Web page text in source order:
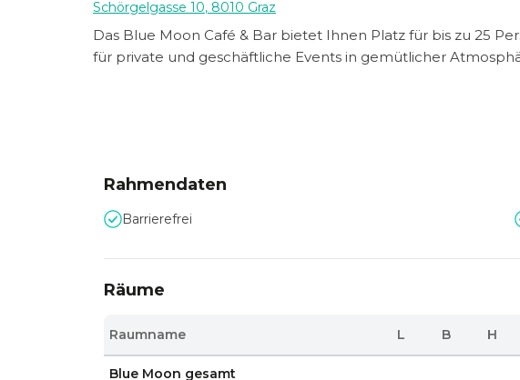
Schörgelgasse 10, 8010 Graz
Das Blue Moon Café & Bar bietet Ihnen Platz für bis zu 25
für private und geschäftliche Events in gemütlicher
Rahmendaten
Barrierefrei
Räume
Raumname L B H
Blue Moon gesamt